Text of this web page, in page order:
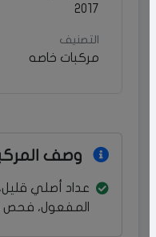
2017
التصنيف
مركبات خاصه
وصف
عداد أصلي
المفعول، فحص